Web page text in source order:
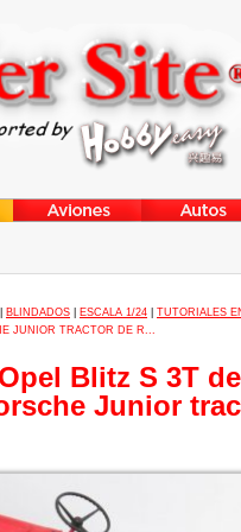
BLINDADOS ESCALA 1/24 TUTORIALES
JUNIOR TRACTOR DE R...
Blitz S 3T
Junior